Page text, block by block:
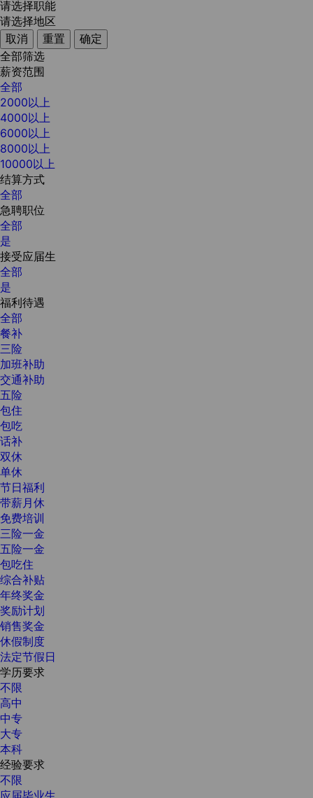
请选择职能
请选择地区
取消
重置
确定
全部筛选
薪资范围
全部
2000以上
4000以上
6000以上
8000以上
10000以上
结算方式
全部
急聘职位
全部
是
接受应届生
全部
是
福利待遇
全部
餐补
三险
加班补助
交通补助
五险
包住
包吃
话补
双休
单休
节日福利
带薪月休
免费培训
三险一金
五险一金
包吃住
综合补贴
年终奖金
奖励计划
销售奖金
休假制度
法定节假日
学历要求
不限
高中
中专
大专
本科
经验要求
不限
应届毕业生